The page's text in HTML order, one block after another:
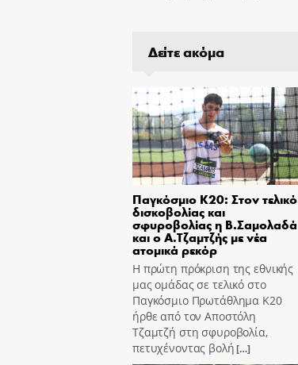
Δείτε ακόμα
Παγκόσμιο Κ20: Στον τελικό
δισκοβολίας και
σφυροβολίας η Β.Σαμολαδά
και ο Α.Τζαμτζής με νέα
ατομικά ρεκόρ
Η πρώτη πρόκριση της εθνικής
μας ομάδας σε τελικό στο
Παγκόσμιο Πρωτάθλημα Κ20
ήρθε από τον Αποστόλη
Τζαμτζή στη σφυροβολία,
πετυχένοντας βολή[…]